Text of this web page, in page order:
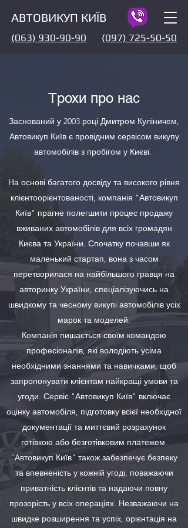
АВТОВИКУП КИЇВ
(097) 725-50-50
(063) 930-90-90
Трохи про нас
Заснований у 2003 році Дмитром Куліничем,
Автовикуп Київ є провідним сервісом викупу
автомобілів з пробігом у Києві.
На основі багатого досвіду та високого рівня
клієнтоорієнтованості, компанія "Автовикуп
Київ" прагне полегшити процес продажу
вживаних автомобілів для всіх громадян
Києва та України. Спочатку почавши як
маленький стартап, вона з часом
перетворилася на найбільшого гравця на
авторинку України, спеціалізуючись на
швидкому та чесному викупі автомобілів усіх
марок та моделей.
Компанія пишається своїм командою
професіоналів, які володіють усіма
необхідними знаннями та навичками, щоб
запропонувати клієнтам найкращі умови та
угоди. Сервіс "Автовикуп Київ" включає
оцінку автомобіля, підготовку всієї необхідної
документації та миттєвий розрахунок
готівкою або безготівковим платежем.
"Автовикуп Київ" також забезпечує безпеку
та впевненість у кожній угоді, поважаючи
приватність клієнтів та надаючи повну
прозорість у всіх операціях. Незважаючи на
швидке розширення та успіх, орієнтація на